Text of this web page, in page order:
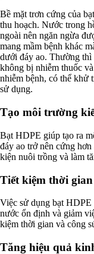
Bề mặt trơn cứng của
thu hoạch. Nước trong
ngoài nên ngăn ngừa
mang mầm bệnh khác
dưới đáy ao. Thường thì
không bị nhiễm thuốc
nhiễm bệnh, có thể khử
sử dụng.
Tạo môi trường
Bạt HDPE giúp tạo ra
đáy ao trở nên cứng
kiện nuôi trồng và làm
Tiết kiệm thời gian
Việc sử dụng bạt
nước ổn định và giảm
kiệm thời gian và công
Tăng hiệu quả